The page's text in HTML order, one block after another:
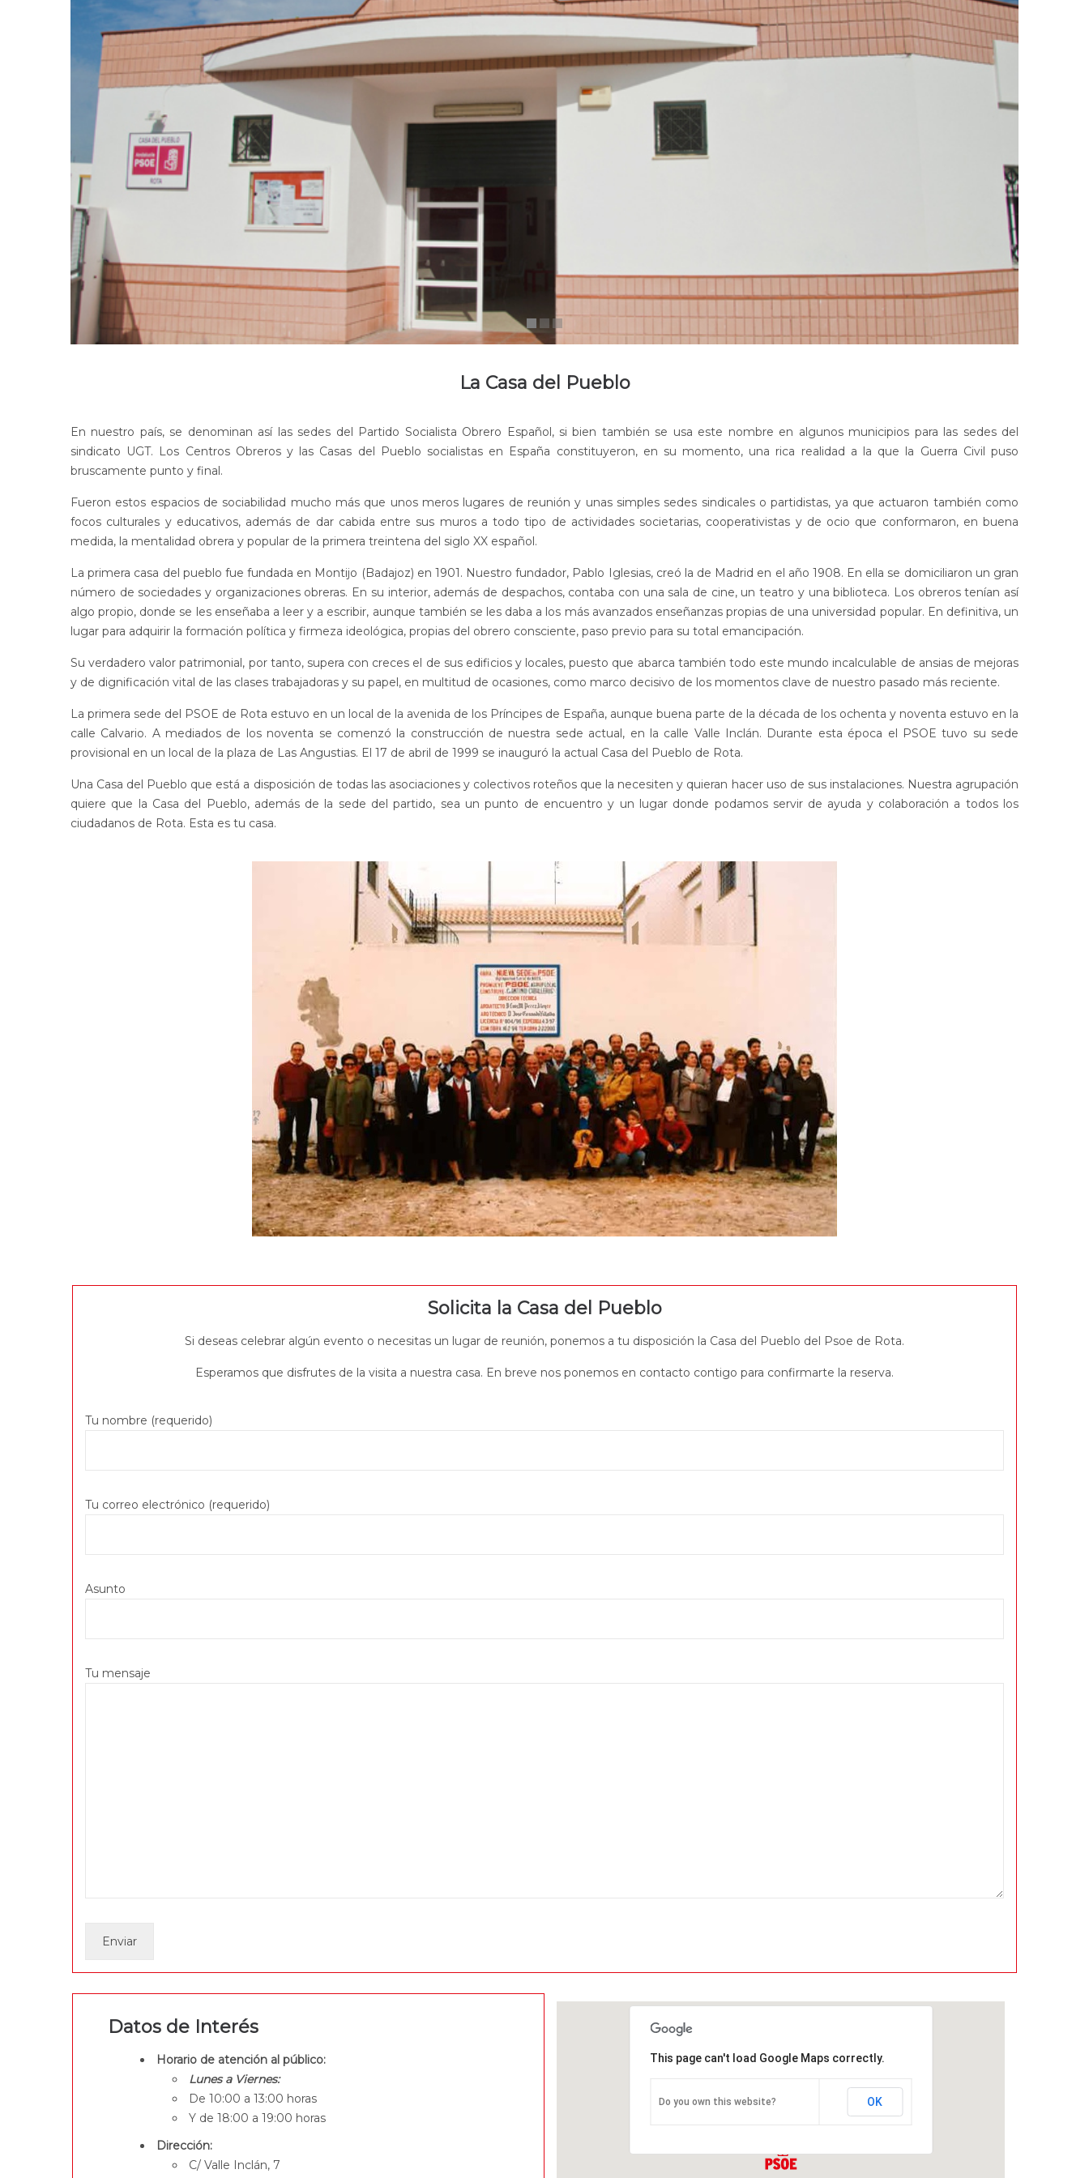
La Casa del Pueblo
En nuestro país, se denominan así las sedes del Partido Socialista Obrero Español, si bien también se usa este nombre en algunos municipios para las sedes del
sindicato UGT. Los Centros Obreros y las Casas del Pueblo socialistas en España constituyeron, en su momento, una rica realidad a la que la Guerra Civil puso
bruscamente punto y final.
Fueron estos espacios de sociabilidad mucho más que unos meros lugares de reunión y unas simples sedes sindicales o partidistas, ya que actuaron también como
focos culturales y educativos, además de dar cabida entre sus muros a todo tipo de actividades societarias, cooperativistas y de ocio que conformaron, en buena
medida, la mentalidad obrera y popular de la primera treintena del siglo XX español.
La primera casa del pueblo fue fundada en Montijo (Badajoz) en 1901. Nuestro fundador, Pablo Iglesias, creó la de Madrid en el año 1908. En ella se domiciliaron un gran
número de sociedades y organizaciones obreras. En su interior, además de despachos, contaba con una sala de cine, un teatro y una biblioteca. Los obreros tenían así
algo propio, donde se les enseñaba a leer y a escribir, aunque también se les daba a los más avanzados enseñanzas propias de una universidad popular. En definitiva, un
lugar para adquirir la formación política y firmeza ideológica, propias del obrero consciente, paso previo para su total emancipación.
Su verdadero valor patrimonial, por tanto, supera con creces el de sus edificios y locales, puesto que abarca también todo este mundo incalculable de ansias de mejoras
y de dignificación vital de las clases trabajadoras y su papel, en multitud de ocasiones, como marco decisivo de los momentos clave de nuestro pasado más reciente.
La primera sede del PSOE de Rota estuvo en un local de la avenida de los Príncipes de España, aunque buena parte de la década de los ochenta y noventa estuvo en la
calle Calvario. A mediados de los noventa se comenzó la construcción de nuestra sede actual, en la calle Valle Inclán. Durante esta época el PSOE tuvo su sede
provisional en un local de la plaza de Las Angustias. El 17 de abril de 1999 se inauguró la actual Casa del Pueblo de Rota.
Una Casa del Pueblo que está a disposición de todas las asociaciones y colectivos roteños que la necesiten y quieran hacer uso de sus instalaciones. Nuestra agrupación
quiere que la Casa del Pueblo, además de la sede del partido, sea un punto de encuentro y un lugar donde podamos servir de ayuda y colaboración a todos los
ciudadanos de Rota. Esta es tu casa.
Solicita la Casa del Pueblo
Si deseas celebrar algún evento o necesitas un lugar de reunión, ponemos a tu disposición la Casa del Pueblo del Psoe de Rota.
Esperamos que disfrutes de la visita a nuestra casa. En breve nos ponemos en contacto contigo para confirmarte la reserva.
Tu nombre (requerido)
Tu correo electrónico (requerido)
Asunto
Tu mensaje
Datos de Interés
Horario de atención al público:
Lunes a Viernes:
De 10:00 a 13:00 horas
Y de 18:00 a 19:00 horas
Dirección:
C/ Valle Inclán, 7
This page can't load Google Maps correctly.
Do you own this website? OK